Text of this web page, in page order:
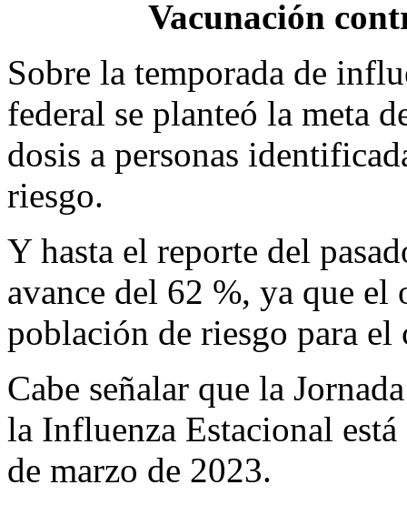
Vacunación
Sobre la temporada de
federal se planteó la meta
dosis a personas
riesgo.
Y hasta el reporte del
avance del 62 %, ya que
población de riesgo para el
Cabe señalar que la
la Influenza Estacional
de marzo de 2023.